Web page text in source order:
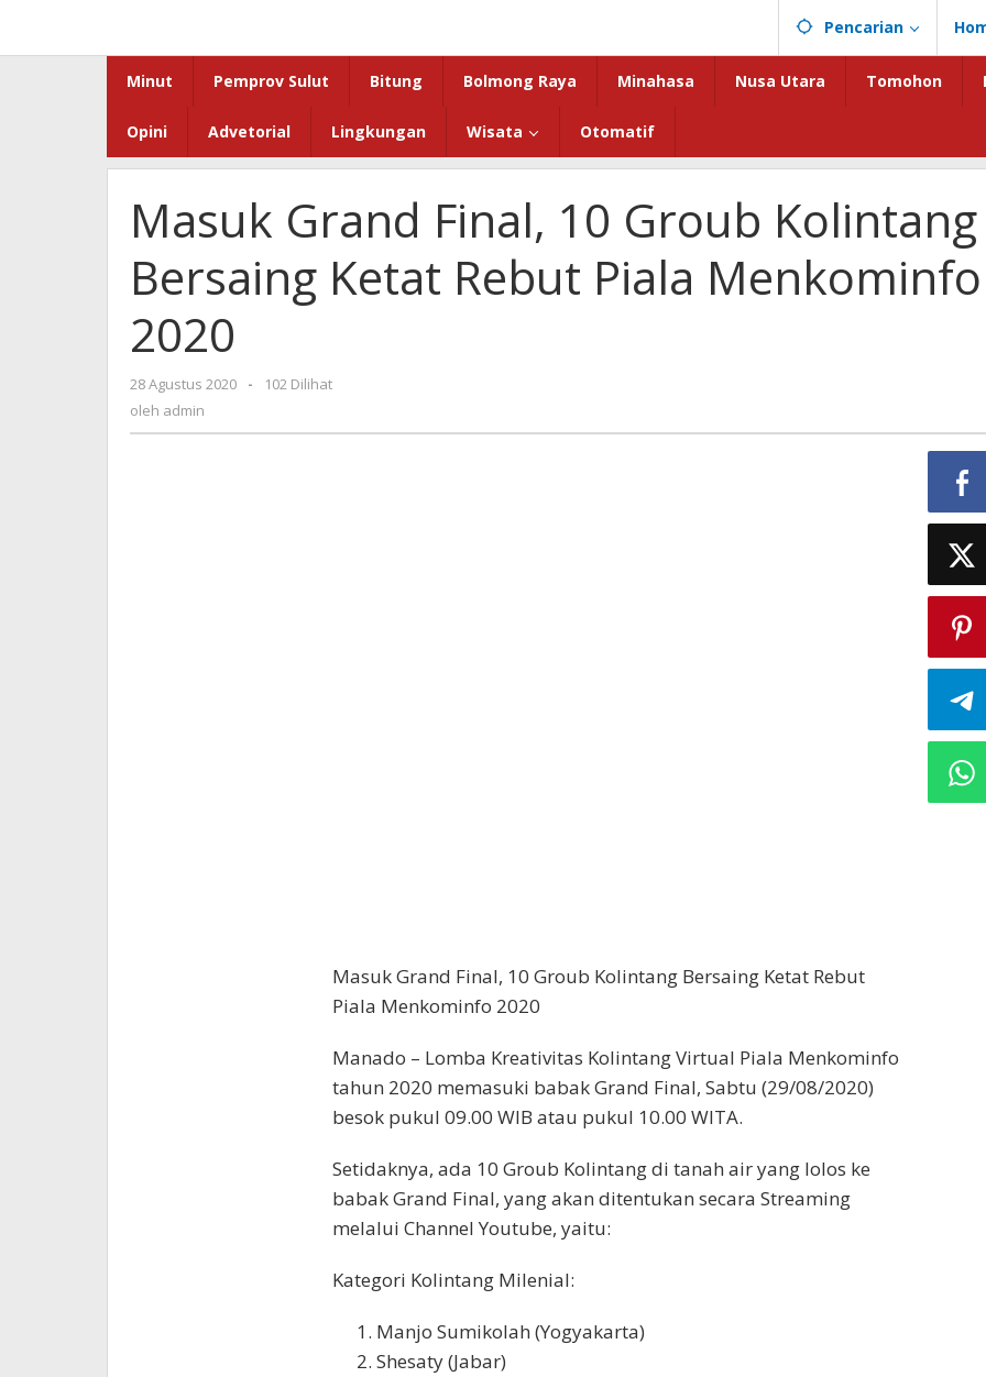
konten
Pencarian
Minut Pemprov Sulut Bitung Bolmong Raya Minahasa Nusa Utara Tomohon
Opini Advetorial Lingkungan Wisata Otomatif
Masuk Grand Final, 10 Groub Kolintang
Bersaing Ketat Rebut Piala Menkominfo
2020
28 Agustus 2020
oleh
-
102 Dilihat
oleh admin
Masuk Grand Final, 10 Groub Kolintang Bersaing Ketat Rebut
Piala Menkominfo 2020
Manado – Lomba Kreativitas Kolintang Virtual Piala Menkominfo
tahun 2020 memasuki babak Grand Final, Sabtu (29/08/2020)
besok pukul 09.00 WIB atau pukul 10.00 WITA.
Setidaknya, ada 10 Groub Kolintang di tanah air yang lolos ke
babak Grand Final, yang akan ditentukan secara Streaming
melalui Channel Youtube, yaitu:
Kategori Kolintang Milenial:
Manjo Sumikolah (Yogyakarta)
Shesaty (Jabar)